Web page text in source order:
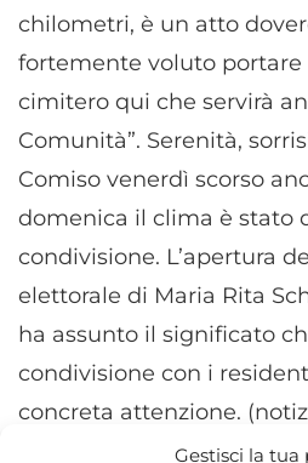
Gestisci la tua
chilometri, è un atto
fortemente voluto
cimitero qui che servirà
Comunità”. Serenità,
Comiso venerdì scorso
domenica il clima è stato
condivisione. L’apertura
elettorale di Maria Rita
ha assunto il significato
condivisione con i
concreta attenzione.